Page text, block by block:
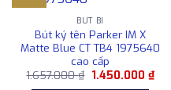
BÚT BI
Bút ký tên Parker IM X
Matte Blue CT TB4 1975640
cao cấp
1.657.000₫ Giá
1.450.000 ₫Giá